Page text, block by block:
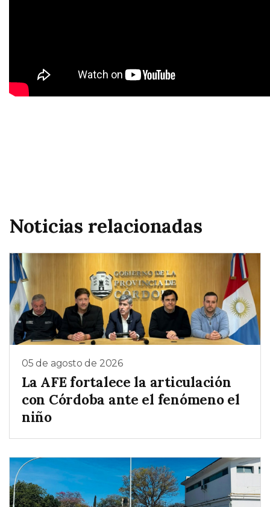
Noticias relacionadas
05 de agosto de 2026
La AFE fortalece la articulación
con Córdoba ante el fenómeno el
niño